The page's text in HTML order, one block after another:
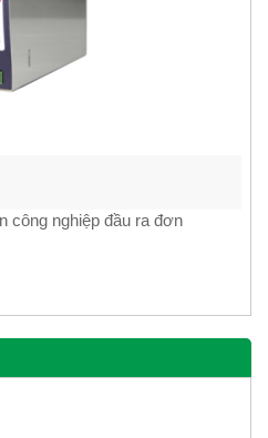
công nghiệp đầu ra đơn